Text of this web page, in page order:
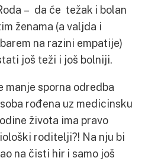
– da će težak i bolan
ženama (a valjda i
na razini empatije)
još teži i još bolniji.
manje sporna odredba
rođena uz medicinsku
života ima pravo
roditelji?! Na nju bi
na čisti hir i samo još